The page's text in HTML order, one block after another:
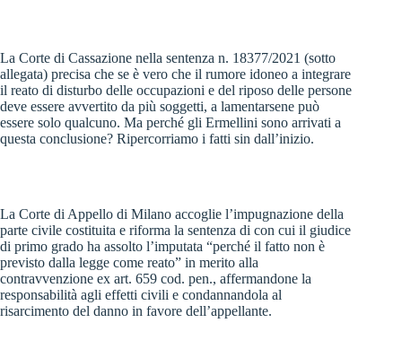
La Corte di Cassazione nella sentenza n. 18377/2021 (sotto
allegata) precisa che se è vero che il rumore idoneo a integrare
il reato di disturbo delle occupazioni e del riposo delle persone
deve essere avvertito da più soggetti, a lamentarsene può
essere solo qualcuno. Ma perché gli Ermellini sono arrivati a
questa conclusione? Ripercorriamo i fatti sin dall’inizio.
La Corte di Appello di Milano accoglie l’impugnazione della
parte civile costituita e riforma la sentenza di con cui il giudice
di primo grado ha assolto l’imputata “perché il fatto non è
previsto dalla legge come reato” in merito alla
contravvenzione ex art. 659 cod. pen., affermandone la
responsabilità agli effetti civili e condannandola al
risarcimento del danno in favore dell’appellante.